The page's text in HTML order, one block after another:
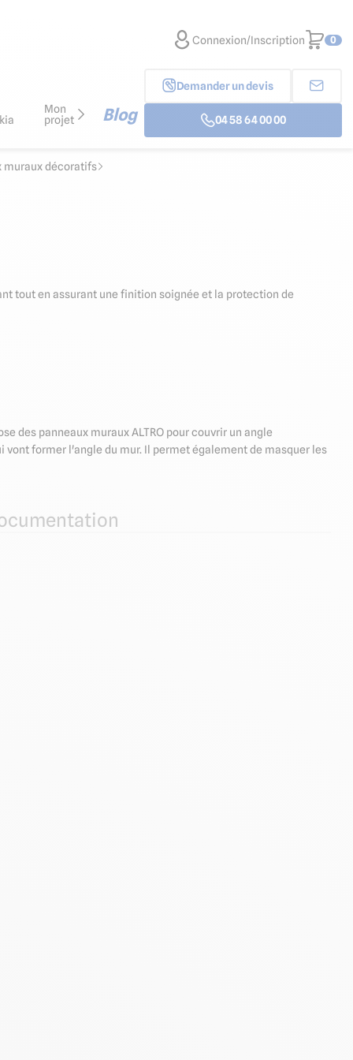
Blog
Mon
projet
Demander un devis
04 58 64 00 00
Connexion/Inscription 0
muraux décoratifs
tout en assurant une finition soignée et la protection de
des panneaux muraux ALTRO pour couvrir un angle
former l'angle du mur. Il permet également de masquer les